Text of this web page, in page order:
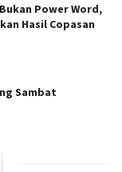
Power Word,
Hasil Copasan
Sambat